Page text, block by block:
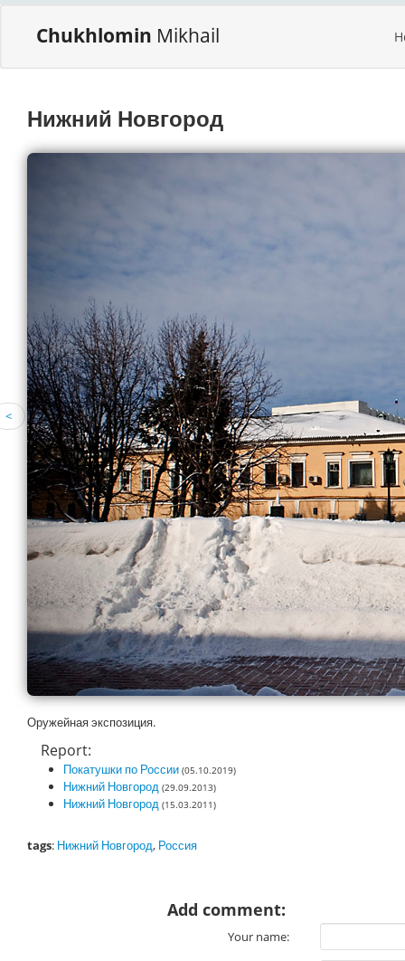
Chukhlomin Mikhail
Нижний Новгород
<
Оружейная экспозиция.
Report:
Покатушки по России (05.10.2019)
Нижний Новгород (29.09.2013)
Нижний Новгород (15.03.2011)
tags: Нижний Новгород, Россия
Add comment:
Your name: